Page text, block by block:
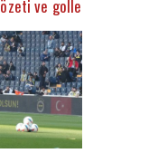
ve golleri (İZLE)